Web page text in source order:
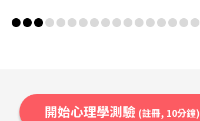
開始心理學測驗 (註冊, 10分鐘)